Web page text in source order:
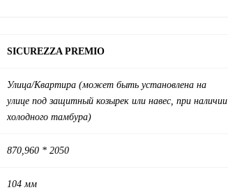
SICUREZZA PREMIO
Улица/Квартира (может быть установлена на
улице под защитный козырек или навес, при наличии
холодного тамбура)
870,960 * 2050
104 мм